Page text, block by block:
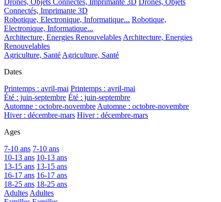
Drones, Objets Connectés, Imprimante 3D Drones, Objets
Connectés, Imprimante 3D
Robotique, Electronique, Informatique... Robotique,
Electronique, Informatique...
Architecture, Energies Renouvelables Architecture, Energies
Renouvelables
Agriculture, Santé Agriculture, Santé
Dates
Printemps : avril-mai Printemps : avril-mai
Été : juin-septembre Été : juin-septembre
Automne : octobre-novembre Automne : octobre-novembre
Hiver : décembre-mars Hiver : décembre-mars
Ages
7-10 ans 7-10 ans
10-13 ans 10-13 ans
13-15 ans 13-15 ans
16-17 ans 16-17 ans
18-25 ans 18-25 ans
Adultes Adultes